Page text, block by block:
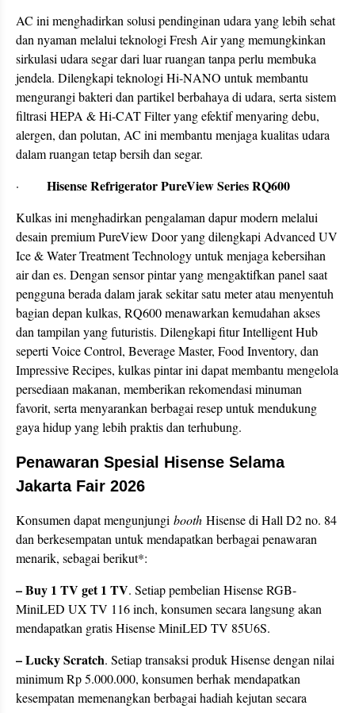
AC ini menghadirkan solusi pendinginan udara yang lebih sehat
dan nyaman melalui teknologi Fresh Air yang memungkinkan
sirkulasi udara segar dari luar ruangan tanpa perlu membuka
jendela. Dilengkapi teknologi Hi-NANO untuk membantu
mengurangi bakteri dan partikel berbahaya di udara, serta sistem
filtrasi HEPA & Hi-CAT Filter yang efektif menyaring debu,
alergen, dan polutan, AC ini membantu menjaga kualitas udara
dalam ruangan tetap bersih dan segar.
· Hisense Refrigerator PureView Series RQ600
Kulkas ini menghadirkan pengalaman dapur modern melalui
desain premium PureView Door yang dilengkapi Advanced UV
Ice & Water Treatment Technology untuk menjaga kebersihan
air dan es. Dengan sensor pintar yang mengaktifkan panel saat
pengguna berada dalam jarak sekitar satu meter atau menyentuh
bagian depan kulkas, RQ600 menawarkan kemudahan akses
dan tampilan yang futuristis. Dilengkapi fitur Intelligent Hub
seperti Voice Control, Beverage Master, Food Inventory, dan
Impressive Recipes, kulkas pintar ini dapat membantu mengelola
persediaan makanan, memberikan rekomendasi minuman
favorit, serta menyarankan berbagai resep untuk mendukung
gaya hidup yang lebih praktis dan terhubung.
Penawaran Spesial Hisense Selama
Jakarta Fair 2026
Konsumen dapat mengunjungi booth Hisense di Hall D2 no. 84
dan berkesempatan untuk mendapatkan berbagai penawaran
menarik, sebagai berikut*:
– Buy 1 TV get 1 TV. Setiap pembelian Hisense RGB-
MiniLED UX TV 116 inch, konsumen secara langsung akan
mendapatkan gratis Hisense MiniLED TV 85U6S.
– Lucky Scratch. Setiap transaksi produk Hisense dengan nilai
minimum Rp 5.000.000, konsumen berhak mendapatkan
kesempatan memenangkan berbagai hadiah kejutan secara